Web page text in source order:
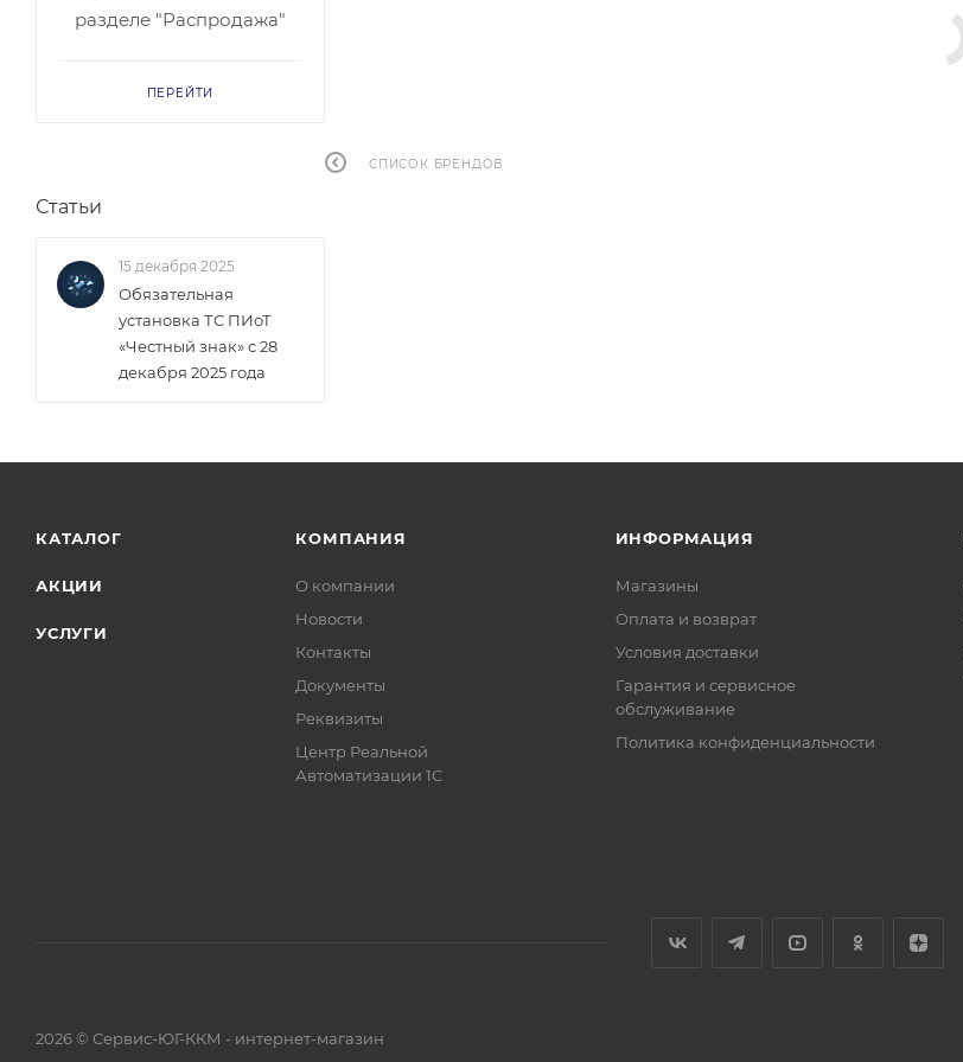
СПИСОК БРЕНДОВ
разделе "Распродажа"
ПЕРЕЙТИ
Статьи
15 декабря 2025
Обязательная
установка ТС ПИоТ
«Честный знак» с 28
декабря 2025 года
КАТАЛОГ
АКЦИИ
УСЛУГИ
КОМПАНИЯ
О компании
Новости
Контакты
Документы
Реквизиты
Центр Реальной
Автоматизации 1С
ИНФОРМАЦИЯ
Магазины
Оплата и возврат
Условия доставки
Гарантия и сервисное
обслуживание
Политика конфиденциальности
2026 © Сервис-ЮГ-ККМ - интернет-магазин